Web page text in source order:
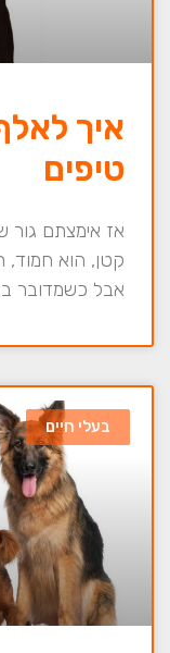
איך
טיפים
אז אימצתם גור
קטן, הוא חמוד,
אבל כשמדובר
בעלי חיים